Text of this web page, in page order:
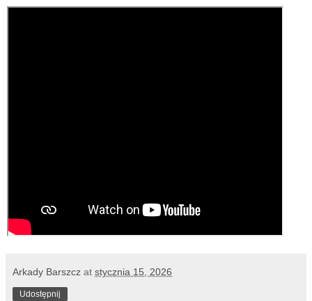
Arkady Barszcz at stycznia 15, 2026
Udostępnij